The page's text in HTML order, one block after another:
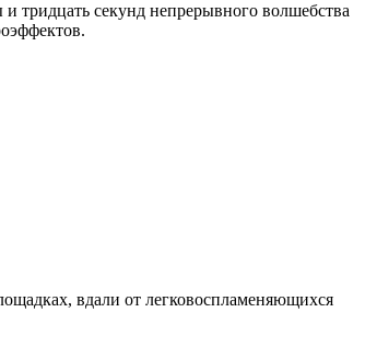
тридцать секунд непрерывного волшебства
вдали от легковоспламеняющихся